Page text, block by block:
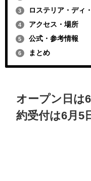
3 ロステリア・ディ
4 アクセス・場所
5 公式・参考情報
6 まとめ
オープン日は
約受付は6月5